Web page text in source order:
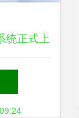
统正式上
府健康